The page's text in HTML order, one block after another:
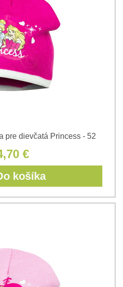
pre dievčatá Princess - 52
€
košíka